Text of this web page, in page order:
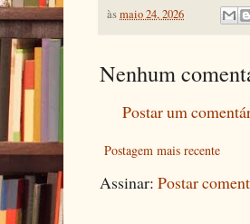
àsmaio 24, 2026
Nenhum
Postar um
Postagem mais recente
Assinar: Postar